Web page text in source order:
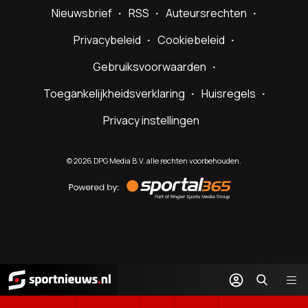
Nieuwsbrief RSS
Auteursrechten
Privacybeleid
Cookiebeleid
Gebruiksvoorwaarden
Toegankelijkheidsverklaring
Huisregels
Privacy instellingen
©2026 DPG Media B.V. alle rechten voorbehouden.
by
Sportal365
Sportnieuws.nl